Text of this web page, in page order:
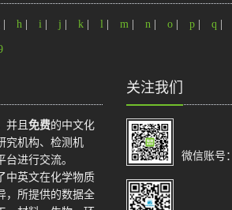
h i j k l m n o p q
并且 免费的中文化
究机构、检测机
进行交流。
中英文在化学物质
，所提供的数据全
关注我们
微信账号：